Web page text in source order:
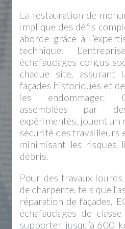
La restauration de
implique des défis
aborde grâce à
technique.
échafaudages conçus
chaque site, assurant
façades historiques et
les endommager.
assemblées par
expérimentés, jouent un
sécurité des travailleurs
minimisant les risques
débris.
Pour des travaux
de charpente, tels que
réparation de façades,
échafaudages de
supporter jusqu’à 600